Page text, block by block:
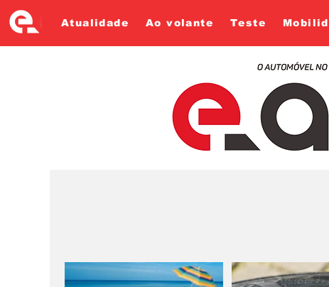
Atualidade Ao volante Teste